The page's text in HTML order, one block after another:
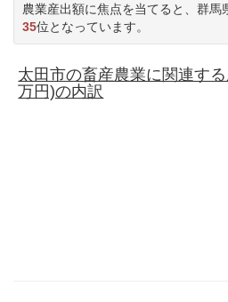
農業産出額に焦点を当てると、群馬
35位となっています。
太田市の畜産農業に関連す
万円)の内訳